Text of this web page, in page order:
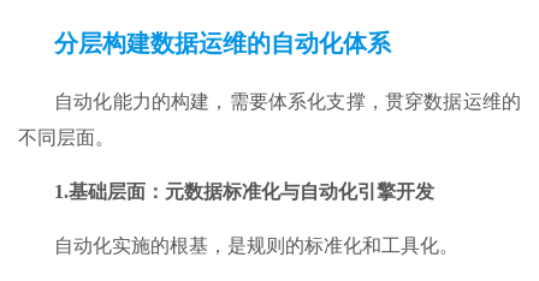
分层构建数据运维的自动化体系
自动化能力的构建，需要体系化支撑，贯穿数据运维的
不同层面。
1.基础层面：元数据标准化与自动化引擎开发​
自动化实施的根基，是规则的标准化和工具化。